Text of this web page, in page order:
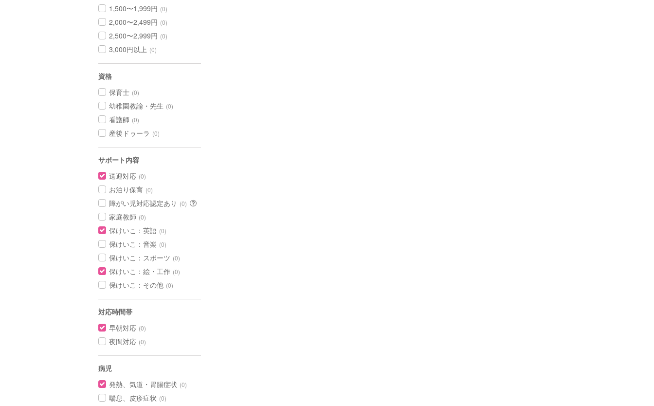
1,500〜1,999円 (0)
2,000〜2,499円 (0)
2,500〜2,999円 (0)
3,000円以上 (0)
資格
保育士 (0)
幼稚園教諭・先生 (0)
看護師 (0)
産後ドゥーラ (0)
サポート内容
送迎対応 (0)
お泊り保育 (0)
障がい児対応認定あり (0)
家庭教師 (0)
保けいこ：英語 (0)
保けいこ：音楽 (0)
保けいこ：スポーツ (0)
保けいこ：絵・工作 (0)
保けいこ：その他 (0)
対応時間帯
早朝対応 (0)
夜間対応 (0)
病児
発熱、気道・胃腸症状 (0)
喘息、皮疹症状 (0)